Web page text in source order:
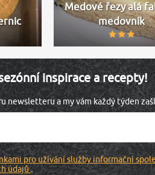
Medové řezy alá
medovník
inspirace a recepty!
newsletteru a my vám každý týden
pro užívání služby informační
údajů.